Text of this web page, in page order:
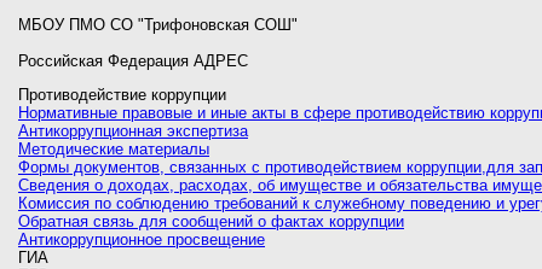
МБОУ ПМО СО "Трифоновская СОШ"
Российская Федерация АДРЕС
Противодействие коррупции
Нормативные правовые и иные акты в сфере противодействию
Антикоррупционная экспертиза
Методические материалы
Формы документов, связанных с противодействием коррупции,для
Сведения о доходах, расходах, об имуществе и обязательства
Комиссия по соблюдению требований к служебному поведению и
Обратная связь для сообщений о фактах коррупции
Антикоррупционное просвещение
ГИА